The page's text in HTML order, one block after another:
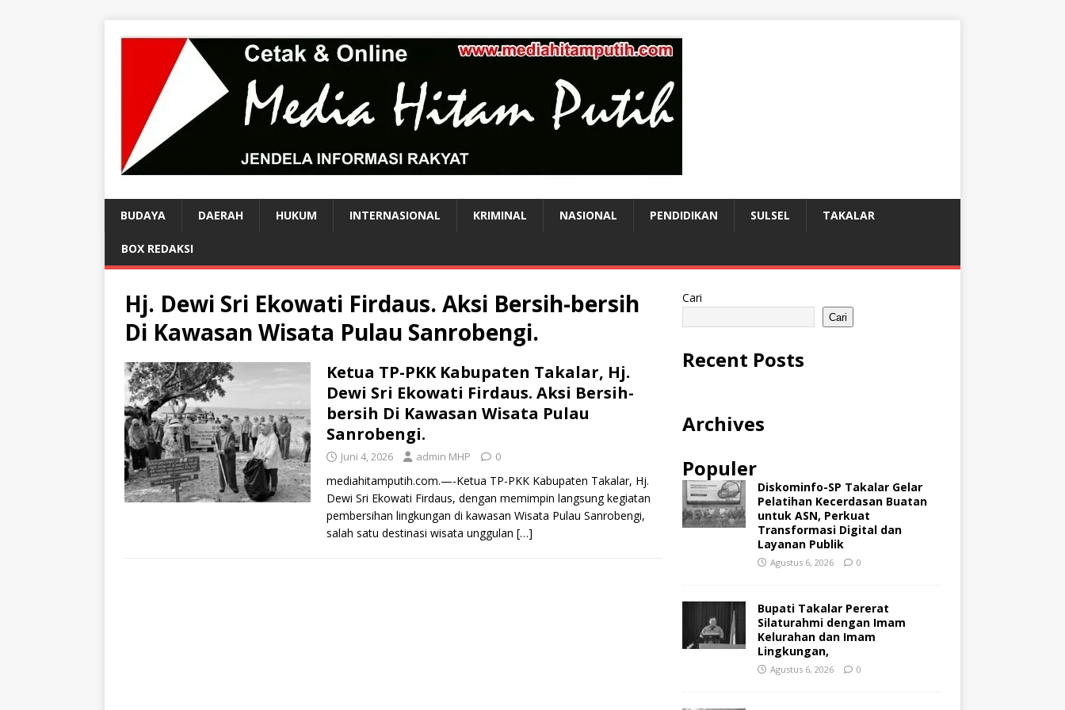
BUDAYA DAERAH HUKUM INTERNASIONAL KRIMINAL NASIONAL PENDIDIKAN SULSEL TAKALAR
BOX REDAKSI
Hj. Dewi Sri Ekowati Firdaus. Aksi Bersih-bersih
Di Kawasan Wisata Pulau Sanrobengi.
Ketua TP-PKK Kabupaten Takalar, Hj.
Dewi Sri Ekowati Firdaus. Aksi Bersih-
bersih Di Kawasan Wisata Pulau
Sanrobengi.
Juni 4, 2026 admin MHP 0
mediahitamputih.com.—-Ketua TP-PKK Kabupaten Takalar, Hj.
Dewi Sri Ekowati Firdaus, dengan memimpin langsung kegiatan
pembersihan lingkungan di kawasan Wisata Pulau Sanrobengi,
salah satu destinasi wisata unggulan […]
Cari
Cari
Recent Posts
Archives
Populer
Diskominfo-SP Takalar Gelar
Pelatihan Kecerdasan Buatan
untuk ASN, Perkuat
Transformasi Digital dan
Layanan Publik
Agustus 6, 2026 0
Bupati Takalar Pererat
Silaturahmi dengan Imam
Kelurahan dan Imam
Lingkungan,
Agustus 6, 2026 0